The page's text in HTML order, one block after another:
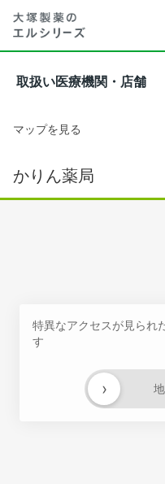
取扱い医療機関・店舗
マップを見る
かりん薬局
特異なアクセスが見られ
す
›